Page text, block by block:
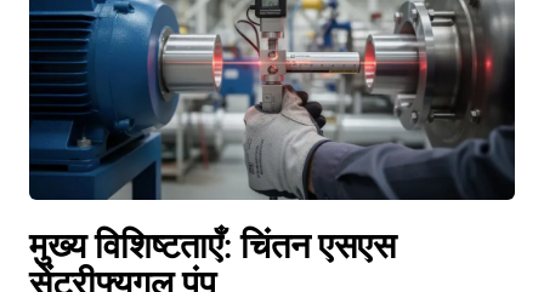
मुख्य विशिष्टताएँ: चिंतन एसएस